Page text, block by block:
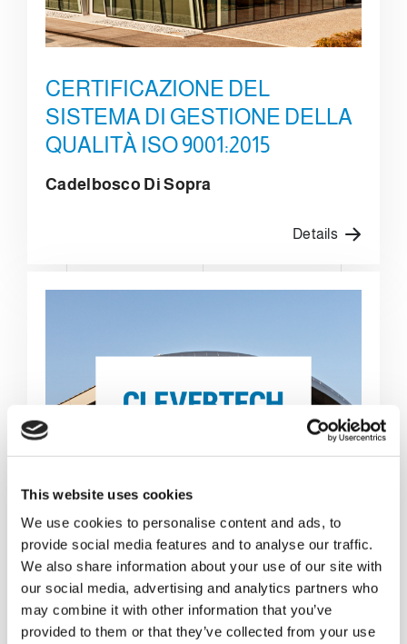
This website uses cookies
We use cookies to personalise content and ads, to
provide social media features and to analyse our traffic.
We also share information about your use of our site with
our social media, advertising and analytics partners who
may combine it with other information that you’ve
provided to them or that they’ve collected from your use
CERTIFICAZIONE DEL
SISTEMA DI GESTIONE DELLA
QUALITÀ ISO 9001:2015
Cadelbosco Di Sopra
Details